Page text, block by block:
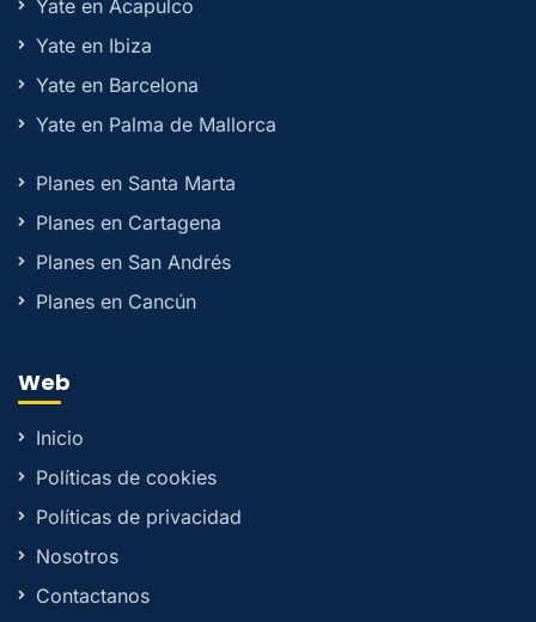
Yate en Acapulco
Yate en Ibiza
Yate en Barcelona
Yate en Palma de Mallorca
Planes en Santa Marta
Planes en Cartagena
Planes en San Andrés
Planes en Cancún
Web
Inicio
Políticas de cookies
Políticas de privacidad
Nosotros
Contactanos